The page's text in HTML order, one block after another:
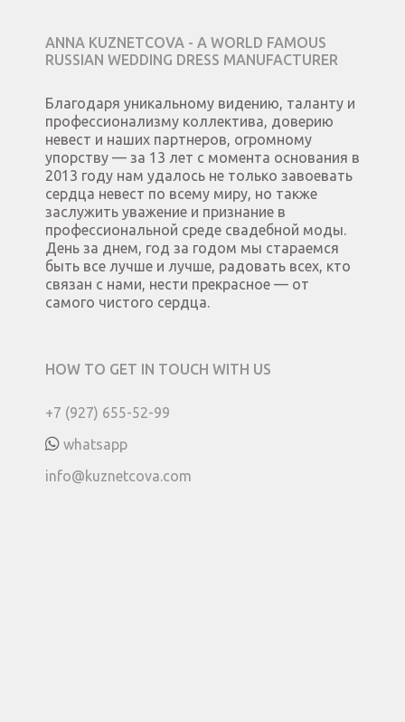
ANNA KUZNETCOVA - A WORLD FAMOUS
RUSSIAN WEDDING DRESS MANUFACTURER
Благодаря уникальному видению, таланту и
профессионализму коллектива, доверию
невест и наших партнеров, огромному
упорству — за 13 лет с момента основания в
2013 году нам удалось не только завоевать
сердца невест по всему миру, но также
заслужить уважение и признание в
профессиональной среде свадебной моды.
День за днем, год за годом мы стараемся
быть все лучше и лучше, радовать всех, кто
связан с нами, нести прекрасное — от
самого чистого сердца.
HOW TO GET IN TOUCH WITH US
+7 (927) 655-52-99
whatsapp
info@kuznetcova.com